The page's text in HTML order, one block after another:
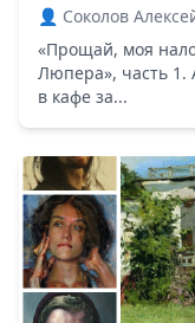
👤 Соколов
«Прощай, моя
Люпера», часть 1.
в кафе за...